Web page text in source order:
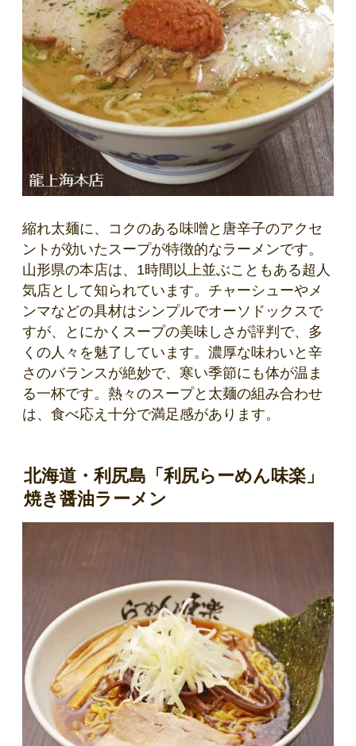
縮れ太麺に、コクのある味噌と唐辛子のアクセ
ントが効いたスープが特徴的なラーメンです。
山形県の本店は、1時間以上並ぶこともある超人
気店として知られています。チャーシューやメ
ンマなどの具材はシンプルでオーソドックスで
すが、とにかくスープの美味しさが評判で、多
くの人々を魅了しています。濃厚な味わいと辛
さのバランスが絶妙で、寒い季節にも体が温ま
る一杯です。熱々のスープと太麺の組み合わせ
は、食べ応え十分で満足感があります。
北海道・利尻島「利尻らーめん味楽」
焼き醤油ラーメン